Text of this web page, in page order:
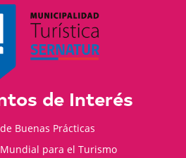
de Interés
Buenas Prácticas
para el Turismo